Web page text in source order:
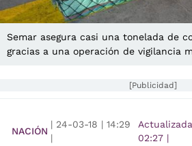
Semar asegura casi una tonelada de
gracias a una operación de vigilancia
[Publicidad]
NACIÓN
| 24-03-18 | 14:29
|
Actualizada
02:27|